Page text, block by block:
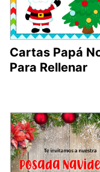
Cartas Papá
Para Rellenar